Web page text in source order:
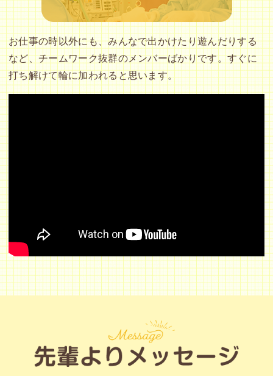
お仕事の時以外にも、みんなで出かけたり遊んだりする
など、チームワーク抜群のメンバーばかりです。すぐに
打ち解けて輪に加われると思います。